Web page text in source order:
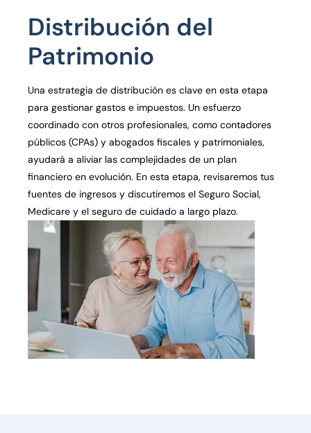
Distribución del
Patrimonio
Una estrategia de distribución es clave en esta etapa
para gestionar gastos e impuestos. Un esfuerzo
coordinado con otros profesionales, como contadores
públicos (CPAs) y abogados fiscales y patrimoniales,
ayudará a aliviar las complejidades de un plan
financiero en evolución. En esta etapa, revisaremos tus
fuentes de ingresos y discutiremos el Seguro Social,
Medicare y el seguro de cuidado a largo plazo.